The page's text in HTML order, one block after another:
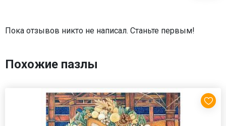
Пока отзывов никто не написал. Станьте первым!
Похожие пазлы